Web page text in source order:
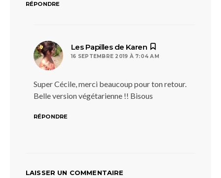
RÉPONDRE
Les Papilles de Karen
16 SEPTEMBRE 2019 À 7:04 AM
Super Cécile, merci beaucoup pour ton retour.
Belle version végétarienne !! Bisous
RÉPONDRE
LAISSER UN COMMENTAIRE